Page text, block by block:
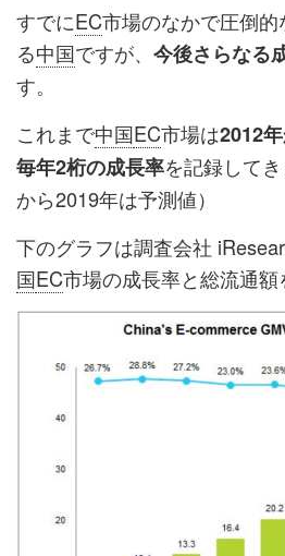
すでにEC市場のなかで圧倒
る中国ですが、 今後さらなる
す。
これまで中国EC市場は2012
毎年2桁の成長率を記録して
から2019年は予測値）
下のグラフは調査会社
国EC市場の成長率と総流通額